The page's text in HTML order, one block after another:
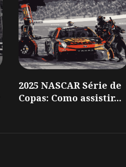
2025 NASCAR Série de
Copas: Como assistir...